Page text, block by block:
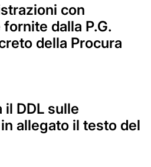
con
dalla P.G.
della Procura
il DDL sulle
allegato il testo del